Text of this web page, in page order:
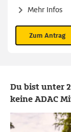
Mehr Infos
Zum Antrag
Du bist unter
keine ADAC